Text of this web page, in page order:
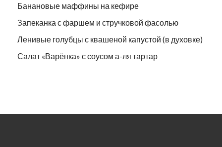
Банановые маффины на кефире
Запеканка с фаршем и стручковой фасолью
Ленивые голубцы с квашеной капустой (в духовке)
Салат «Варёнка» с соусом а-ля тартар